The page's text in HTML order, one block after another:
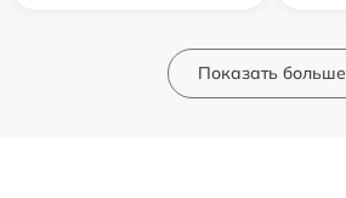
Показать больше